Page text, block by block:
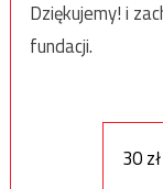
Dziękujemy! i
fundacji.
30 zł